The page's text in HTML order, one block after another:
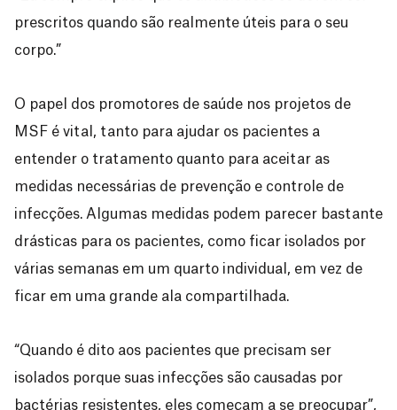
prescritos quando são realmente úteis para o seu
corpo.”
O papel dos promotores de saúde nos projetos de
MSF é vital, tanto para ajudar os pacientes a
entender o tratamento quanto para aceitar as
medidas necessárias de prevenção e controle de
infecções. Algumas medidas podem parecer bastante
drásticas para os pacientes, como ficar isolados por
várias semanas em um quarto individual, em vez de
ficar em uma grande ala compartilhada.
“Quando é dito aos pacientes que precisam ser
isolados porque suas infecções são causadas por
bactérias resistentes, eles começam a se preocupar”,